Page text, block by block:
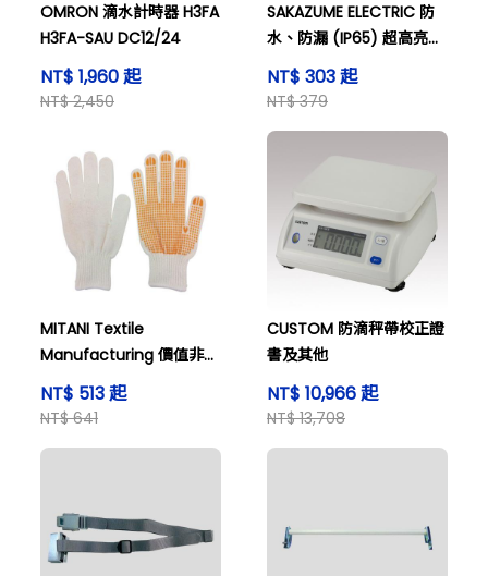
OMRON 滴水計時器 H3FA
H3FA-SAU DC12/24
NT$ 1,960 起
NT$ 2,450
SAKAZUME ELECTRIC 防
水、防漏 (IP65) 超高亮度
LED 指示燈 DUL-7H-IP 綠
色 Φ7及其他
NT$ 303 起
NT$ 379
MITANI Textile
Manufacturing 價值非滴
水手套12雙 230219
NT$ 513 起
NT$ 641
CUSTOM 防滴秤帶校正證
書及其他
NT$ 10,966 起
NT$ 13,708